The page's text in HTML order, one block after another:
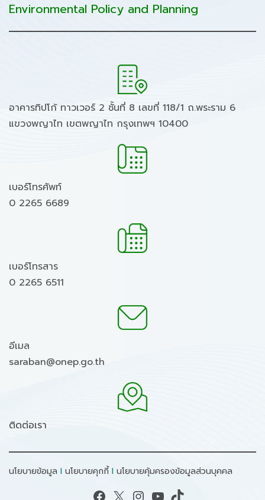
Environmental Policy and Planning
อาคารทิปโก้ ทาวเวอร์ 2 ชั้นที่ 8 เลขที่ 118/1 ถ.พระราม 6
แขวงพญาไท เขตพญาไท กรุงเทพฯ 10400
เบอร์โทรศัพท์
0 2265 6689
เบอร์โทรสาร
0 2265 6511
อีเมล
saraban@onep.go.th
ติดต่อเรา
นโยบายข้อมูล I นโยบายคุกกี้ I นโยบายคุ้มครองข้อมูลส่วนบุคคล
Facebook X Instagram YouTube TikTok